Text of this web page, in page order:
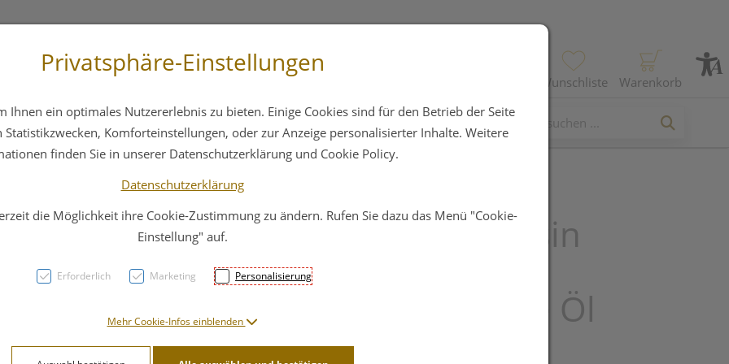
Wunschliste Warenkorb
Hautpflege Familie Nahrungsergänzung
AUBERG Prinzessin
Majoran
Gesichtsmassage Öl
PZN: 4735543
Privatsphäre-Einstellungen
Ihnen ein optimales Nutzererlebnis zu bieten. Einige Cookies sind für den Betrieb der Seite
Komforteinstellungen, oder zur Anzeige personalisierter Inhalte. Weitere
finden Sie in unserer Datenschutzerklärung und Cookie Policy.
Datenschutzerklärung
die Möglichkeit ihre Cookie-Zustimmung zu ändern. Rufen Sie dazu das Menü "Cookie-
Einstellung" auf.
Erforderlich Marketing Personalisierung
Mehr Cookie-Infos einblenden